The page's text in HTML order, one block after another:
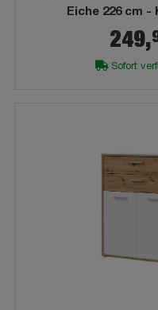
Eiche 226 cm -
249,
Sofort